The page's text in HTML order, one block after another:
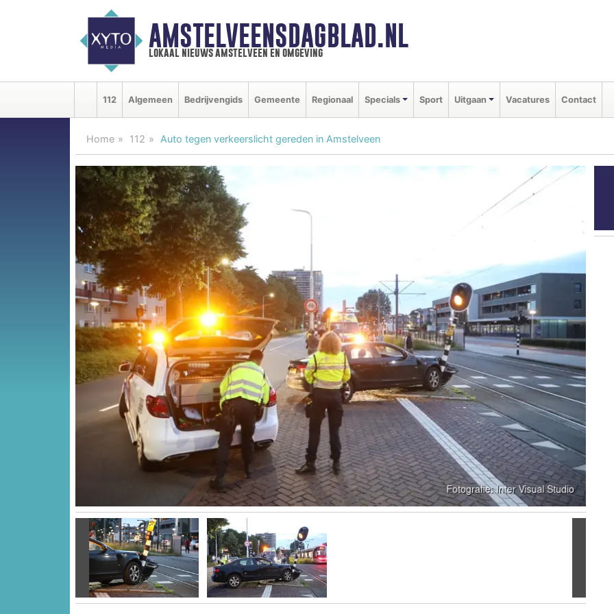
AMSTELVEENSDAGBLAD.NL
lokaal nieuws amstelveen en omgeving
112 Algemeen Bedrijvengids Gemeente Regionaal Specials Sport Uitgaan Vacatures Contact
Home 112 Auto tegen verkeerslicht gereden in Amstelveen
Vorige